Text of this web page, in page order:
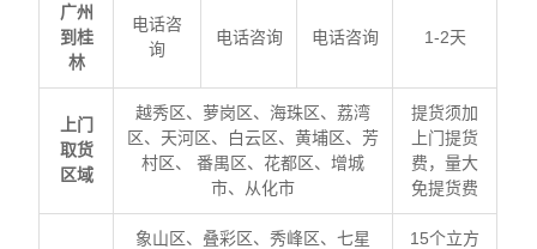
广州
到桂
林
电话咨
询
电话咨询 电话咨询 1-2天
上门
取货
区域
越秀区、萝岗区、海珠区、荔湾
区、天河区、白云区、黄埔区、芳
村区、 番禺区、花都区、增城
市、从化市
提货须加
上门提货
费，量大
免提货费
象山区、叠彩区、秀峰区、七星
15个立方